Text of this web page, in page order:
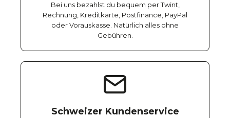
Bei uns bezahlst du bequem per Twint,
Rechnung, Kreditkarte, Postfinance, PayPal
oder Vorauskasse. Natürlich alles ohne
Gebühren.
Schweizer Kundenservice